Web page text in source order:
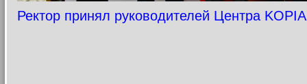
Ректор принял руководителей Центра KOPIA